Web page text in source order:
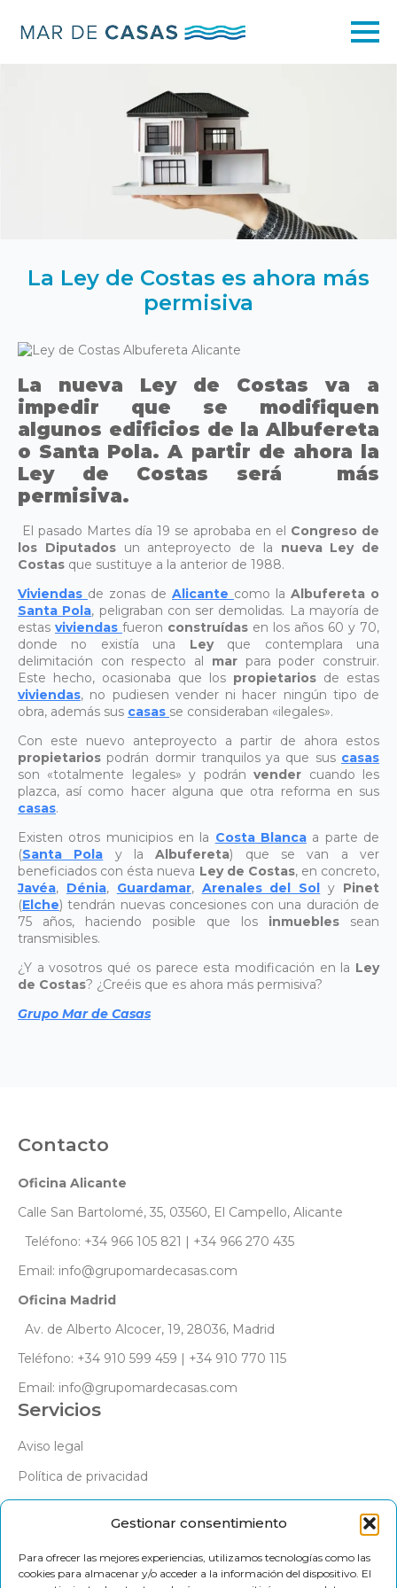
Gestionar consentimiento
Para ofrecer las mejores experiencias, utilizamos tecnologías como las
cookies para almacenar y/o acceder a la información del dispositivo. El
La Ley de Costas es ahora más
permisiva
La nueva Ley de Costas va a
impedir que se modifiquen
algunos edificios de la Albufereta
o Santa Pola. A partir de ahora la
Ley de Costas será más
permisiva.
El pasado Martes día 19 se aprobaba en el Congreso de
los Diputadosun anteproyecto de la nueva Ley de
Costas que sustituye a la anterior de 1988.
Viviendas de zonas de Alicante como la Albufereta o
Santa Pola, peligraban con ser demolidas. La mayoría de
estas viviendas fueron construídas en los años 60 y 70,
donde no existía una Leyque contemplara una
delimitación con respecto al marpara poder construir.
Este hecho, ocasionaba que los propietarios de estas
viviendas, no pudiesen vender ni hacer ningún tipo de
obra, además sus casas se consideraban «ilegales».
Con este nuevo anteproyecto a partir de ahora estos
propietarios podrán dormir tranquilos ya que sus casas
son «totalmente legales» y podránvender cuando les
plazca, así como hacer alguna que otra reforma en sus
casas.
Existen otros municipios en la Costa Blanca a parte de
(Santa Pola y laAlbufereta) que se van a ver
beneficiados con ésta nueva Ley de Costas, en concreto,
Javéa, Dénia, Guardamar, Arenales del Sol y Pinet
(Elche) tendrán nuevas concesiones con una duración de
75 años, haciendo posible que los inmuebles sean
transmisibles.
¿Y a vosotros qué os parece esta modificación en la Ley
de Costas? ¿Creéis que es ahora más permisiva?
Grupo Mar de Casas
Contacto
Oficina Alicante
Calle San Bartolomé, 35, 03560, El Campello, Alicante
Teléfono: +34 966 105 821 | +34 966 270 435
Email: info@grupomardecasas.com
Oficina Madrid
Av. de Alberto Alcocer, 19, 28036, Madrid
Teléfono: +34 910 599 459 | +34 910 770 115
Email: info@grupomardecasas.com
Servicios
Aviso legal
Política de privacidad
Facebook